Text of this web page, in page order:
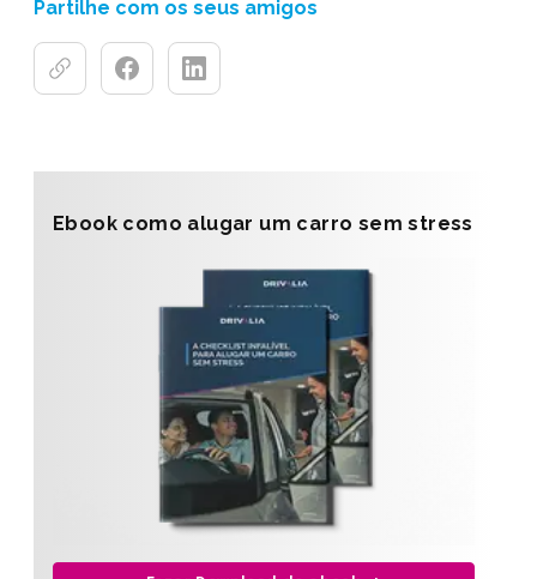
Partilhe com os seus amigos
Ebook como alugar um carro sem stress